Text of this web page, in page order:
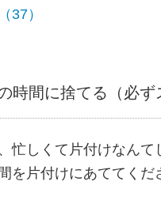
37）
時間に捨てる（必ず
忙しくて片付けなん
を片付けにあててくだ